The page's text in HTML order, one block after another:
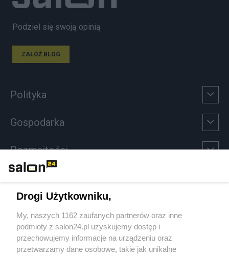
Podziel się swoją opinią
ZAŁÓŻ BLOG
Polityka
Gospodarka
Rozmaitości
Sport
Społeczeństwo
Drogi Użytkowniku,
My, naszych 1162 zaufanych partnerów oraz inne
podmioty z salon24.pl uzyskujemy dostęp i
przechowujemy informacje na urządzeniu oraz
przetwarzamy dane osobowe, takie jak unikalne